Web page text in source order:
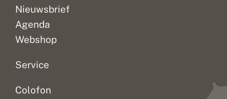
Nieuwsbrief
Agenda
Webshop
Service
Colofon